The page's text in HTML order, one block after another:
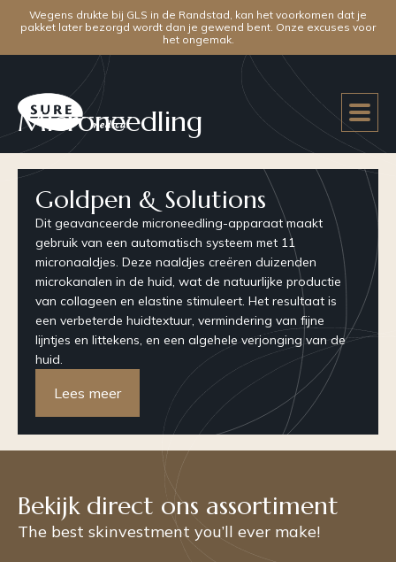
Wegens drukte bij GLS in de Randstad, kan het voorkomen dat je
pakket later bezorgd wordt dan je gewend bent. Onze excuses voor
het ongemak.
Microneedling
Goldpen & Solutions
Dit geavanceerde microneedling-apparaat maakt
gebruik van een automatisch systeem met 11
micronaaldjes. Deze naaldjes creëren duizenden
microkanalen in de huid, wat de natuurlijke productie
van collageen en elastine stimuleert. Het resultaat is
een verbeterde huidtextuur, vermindering van fijne
lijntjes en littekens, en een algehele verjonging van de
huid.
Lees meer
Bekijk direct ons assortiment
The best skinvestment you’ll ever make!